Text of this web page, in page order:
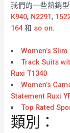
我們的一些熱銷
K940, N2291,
164 和 so on.
Women’s
Track Suits
Ruxi T1340
Women’s
Statement Ruxi
Top Rated
類別：